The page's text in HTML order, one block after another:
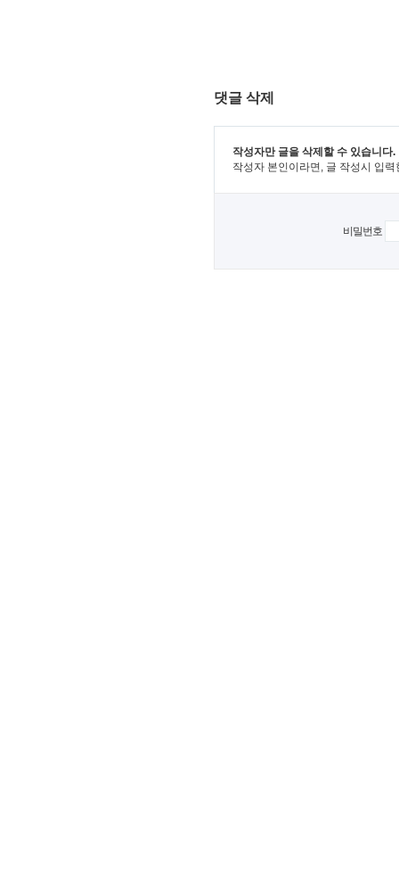
댓글 삭제
작성자만 글을 삭제할 수 있습니다.
작성자 본인이라면, 글 작성시 입
비밀번호